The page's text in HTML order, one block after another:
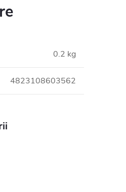
0.2 kg
4823108603562